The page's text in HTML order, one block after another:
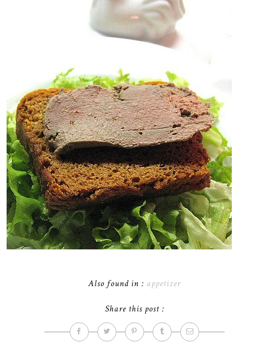
Also found in : appetizer
Share this post :